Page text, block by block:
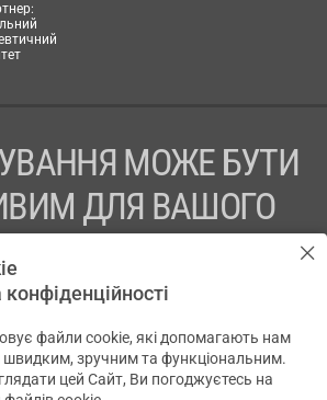
МОЖЕ БУТИ
ДЛЯ ВАШОГО
ПРЕПАРАТУ ПРОКОНСУЛЬТУЙТЕСЬ
911.ЮА» Код ЄДРПОУ 43631965.
конфіденційності
файли cookie, які допомагають нам
швидким, зручним та функціональним.
цей Сайт, Ви погоджуєтесь на
✕